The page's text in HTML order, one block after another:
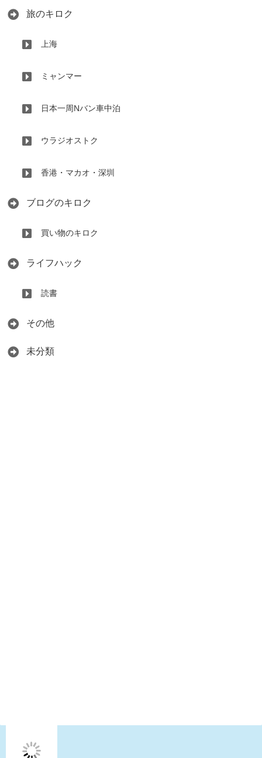
旅のキロク
上海
ミャンマー
日本一周Nバン車中泊
ウラジオストク
香港・マカオ・深圳
ブログのキロク
買い物のキロク
ライフハック
読書
その他
未分類